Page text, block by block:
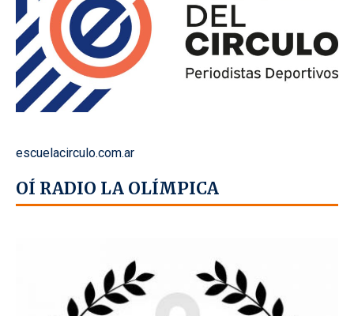
escuelacirculo.com.ar
OÍ RADIO LA OLÍMPICA